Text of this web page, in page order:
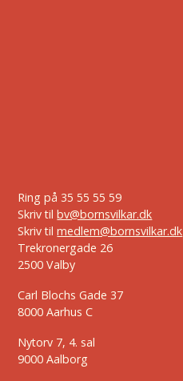
Ring på 35 55 55 59
Skriv tilbv@bornsvilkar.dk
Skriv tilmedlem@bornsvilkar.dk
Trekronergade 26
2500 Valby
Carl Blochs Gade 37
8000 Aarhus C
Nytorv 7, 4. sal
9000 Aalborg